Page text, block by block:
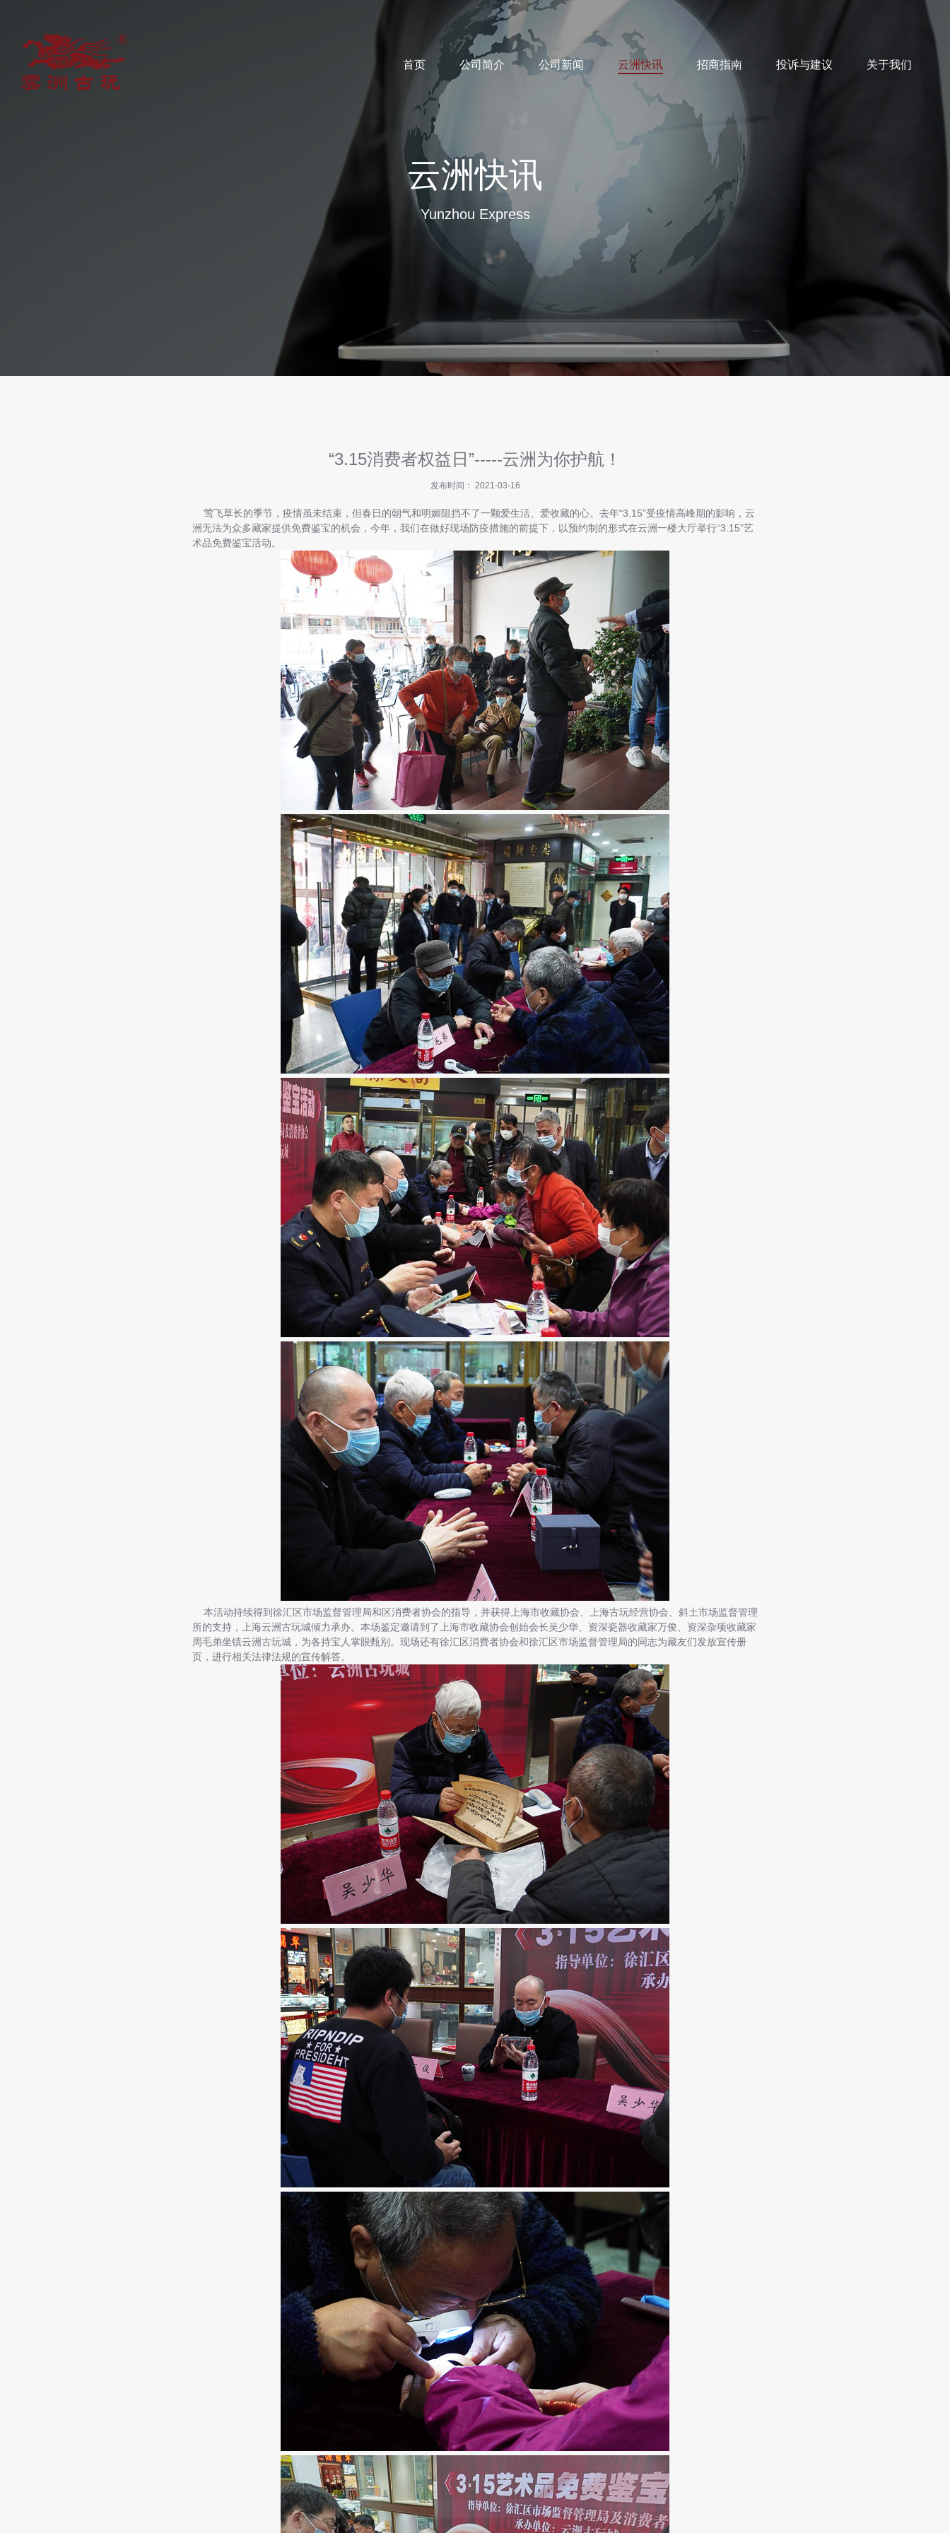
首页 公司简介 公司新闻 云洲快讯 招商指南 投诉与建议 关于我们
云洲快讯
Yunzhou Express
“3.15消费者权益日”-----云洲为你护航！
发布时间： 2021-03-16
莺飞草长的季节，疫情虽未结束，但春日的朝气和明媚阻挡不了一颗爱生活、爱收藏的心。去年“3.15”受疫情高峰期的影响，云
洲无法为众多藏家提供免费鉴宝的机会，今年，我们在做好现场防疫措施的前提下，以预约制的形式在云洲一楼大厅举行“3.15”艺
术品免费鉴宝活动。
本活动持续得到徐汇区市场监督管理局和区消费者协会的指导，并获得上海市收藏协会、上海古玩经营协会、斜土市场监督管理
所的支持，上海云洲古玩城倾力承办。本场鉴定邀请到了上海市收藏协会创始会长吴少华、资深瓷器收藏家万俊、资深杂项收藏家
周毛弟坐镇云洲古玩城，为各持宝人掌眼甄别。现场还有徐汇区消费者协会和徐汇区市场监督管理局的同志为藏友们发放宣传册
页，进行相关法律法规的宣传解答。